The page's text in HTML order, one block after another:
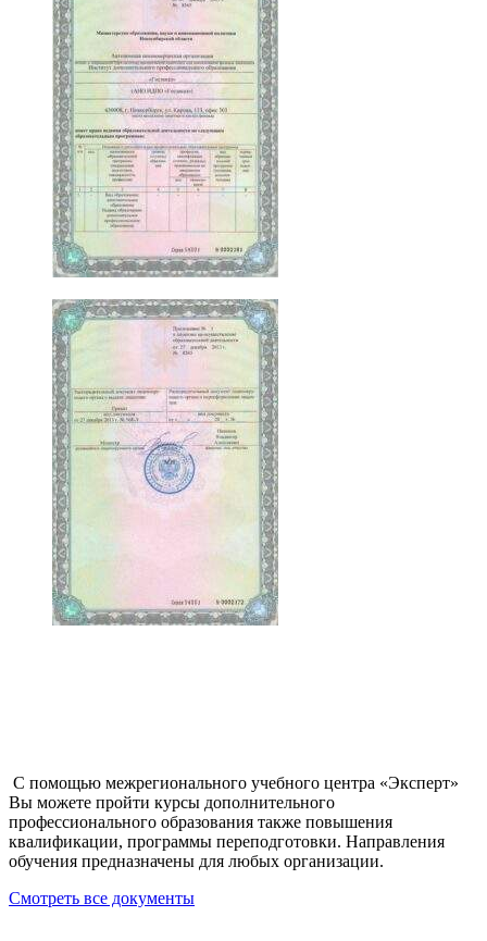
С помощью межрегионального учебного центра «Эксперт»
Вы можете пройти курсы дополнительного
профессионального образования также повышения
квалификации, программы переподготовки. Направления
обучения предназначены для любых организации.
Смотреть все документы